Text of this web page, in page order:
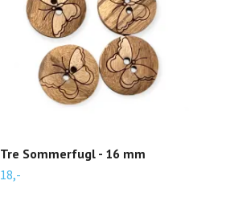
Tre Sommerfugl - 16 mm
18,-